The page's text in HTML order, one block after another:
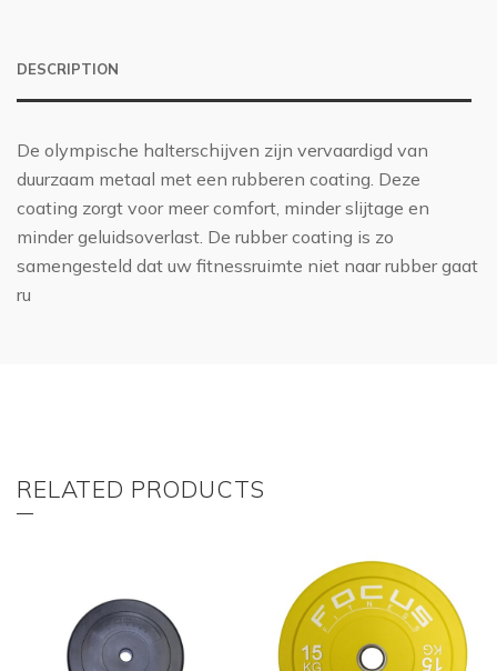
DESCRIPTION
De olympische halterschijven zijn vervaardigd van
duurzaam metaal met een rubberen coating. Deze
coating zorgt voor meer comfort, minder slijtage en
minder geluidsoverlast. De rubber coating is zo
samengesteld dat uw fitnessruimte niet naar rubber gaat
ru
RELATED PRODUCTS